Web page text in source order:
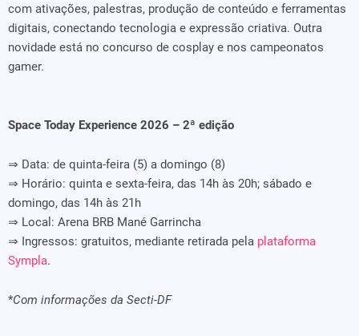
com ativações, palestras, produção de conteúdo e ferramentas
digitais, conectando tecnologia e expressão criativa. Outra
novidade está no concurso de cosplay e nos campeonatos
gamer.
Space Today Experience 2026 – 2ª edição
⇒ Data: de quinta-feira (5) a domingo (8)
⇒ Horário: quinta e sexta-feira, das 14h às 20h; sábado e
domingo, das 14h às 21h
⇒ Local: Arena BRB Mané Garrincha
⇒ Ingressos: gratuitos, mediante retirada pela plataforma
Sympla.
*Com informações da Secti-DF